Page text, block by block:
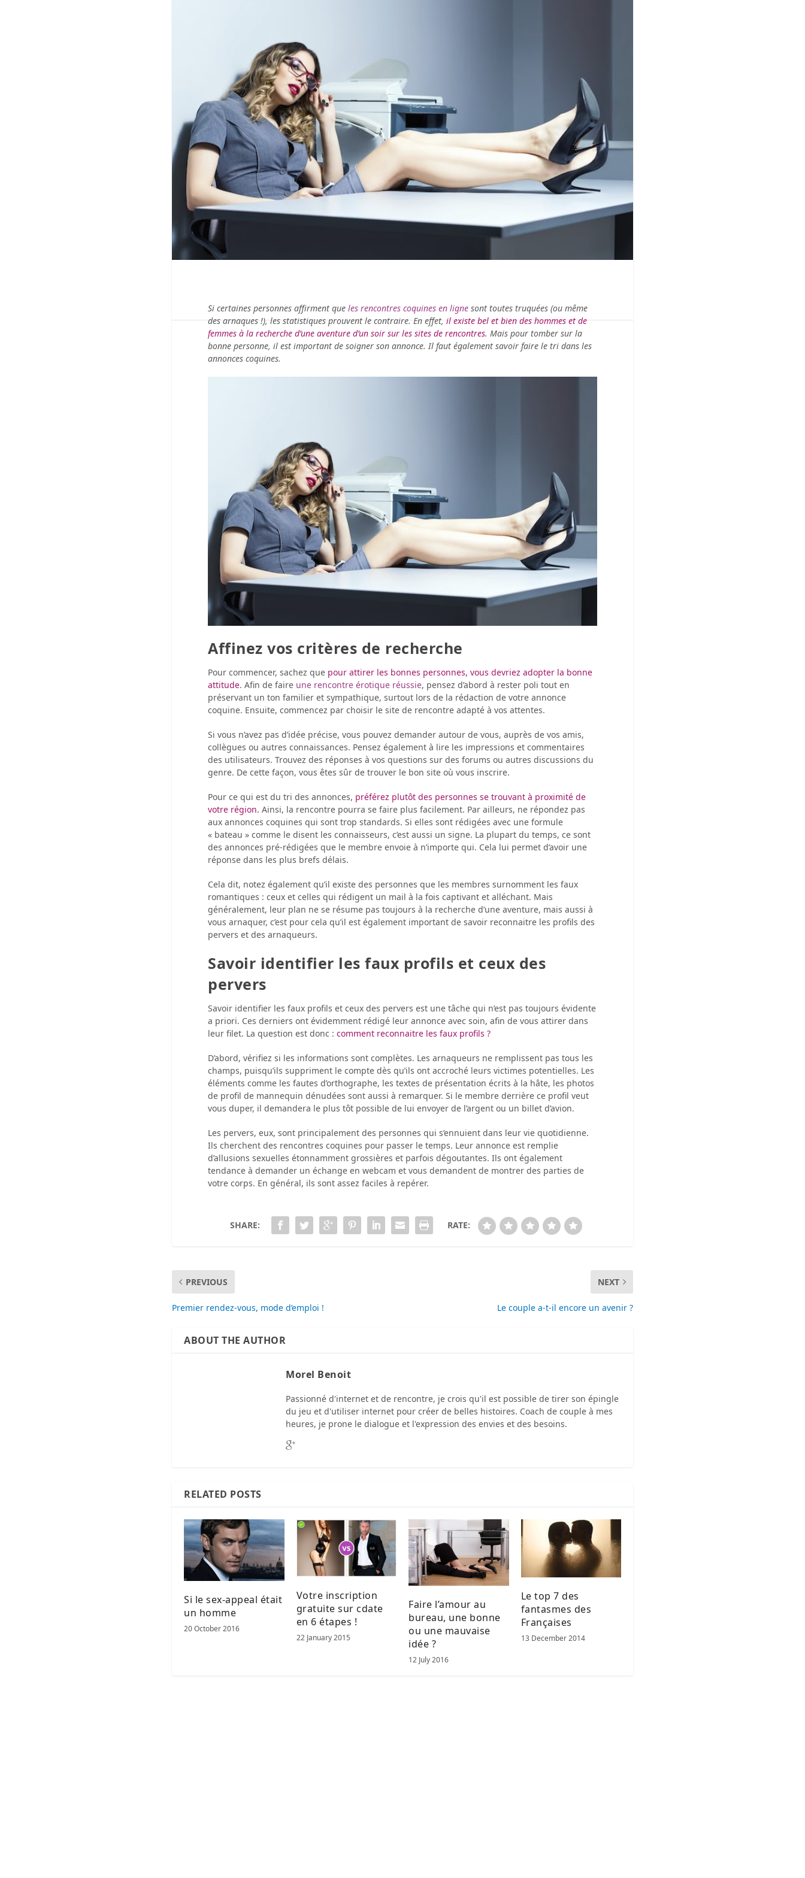
Si certaines personnes affirment que les rencontres coquines en ligne sont toutes truquées (ou même
des arnaques !), les statistiques prouvent le contraire. En effet,il existe bel et bien des hommes et de
femmes à la recherche d’une aventure d’un soir sur les sites de rencontres. Mais pour tomber sur la
bonne personne, il est important de soigner son annonce. Il faut également savoir faire le tri dans les
annonces coquines.
Affinez vos critères de recherche
Pour commencer, sachez que pour attirer les bonnes personnes, vous devriez adopter la bonne
attitude. Afin de faire une rencontre érotique réussie, pensez d’abord à rester poli tout en
préservant un ton familier et sympathique, surtout lors de la rédaction de votre annonce
coquine. Ensuite, commencez par choisir le site de rencontre adapté à vos attentes.
Si vous n’avez pas d’idée précise, vous pouvez demander autour de vous, auprès de vos amis,
collègues ou autres connaissances. Pensez également à lire les impressions et commentaires
des utilisateurs. Trouvez des réponses à vos questions sur des forums ou autres discussions du
genre. De cette façon, vous êtes sûr de trouver le bon site où vous inscrire.
Pour ce qui est du tri des annonces, préférez plutôt des personnes se trouvant à proximité de
votre région. Ainsi, la rencontre pourra se faire plus facilement. Par ailleurs, ne répondez pas
aux annonces coquines qui sont trop standards. Si elles sont rédigées avec une formule
« bateau » comme le disent les connaisseurs, c’est aussi un signe. La plupart du temps, ce sont
des annonces pré-rédigées que le membre envoie à n’importe qui. Cela lui permet d’avoir une
réponse dans les plus brefs délais.
Cela dit, notez également qu’il existe des personnes que les membres surnomment les faux
romantiques : ceux et celles qui rédigent un mail à la fois captivant et alléchant. Mais
généralement, leur plan ne se résume pas toujours à la recherche d’une aventure, mais aussi à
vous arnaquer, c’est pour cela qu’il est également important de savoir reconnaitre les profils des
pervers et des arnaqueurs.
Savoir identifier les faux profils et ceux des
pervers
Savoir identifier les faux profils et ceux des pervers est une tâche qui n’est pas toujours évidente
a priori. Ces derniers ont évidemment rédigé leur annonce avec soin, afin de vous attirer dans
leur filet. La question est donc : comment reconnaitre les faux profils ?
D’abord, vérifiez si les informations sont complètes. Les arnaqueurs ne remplissent pas tous les
champs, puisqu’ils suppriment le compte dès qu’ils ont accroché leurs victimes potentielles. Les
éléments comme les fautes d’orthographe, les textes de présentation écrits à la hâte, les photos
de profil de mannequin dénudées sont aussi à remarquer. Si le membre derrière ce profil veut
vous duper, il demandera le plus tôt possible de lui envoyer de l’argent ou un billet d’avion.
Les pervers, eux, sont principalement des personnes qui s’ennuient dans leur vie quotidienne.
Ils cherchent des rencontres coquines pour passer le temps. Leur annonce est remplie
d’allusions sexuelles étonnamment grossières et parfois dégoutantes. Ils ont également
tendance à demander un échange en webcam et vous demandent de montrer des parties de
votre corps. En général, ils sont assez faciles à repérer.
SHARE: RATE:
PREVIOUS
Premier rendez-vous, mode d’emploi !
NEXT
Le couple a-t-il encore un avenir ?
ABOUT THE AUTHOR
Morel Benoit
Passionné d'internet et de rencontre, je crois qu'il est possible de tirer son épingle
du jeu et d'utiliser internet pour créer de belles histoires. Coach de couple à mes
heures, je prone le dialogue et l'expression des envies et des besoins.
RELATED POSTS
Si le sex-appeal était
un homme
20 October 2016
Votre inscription
gratuite sur cdate
en 6 étapes !
22 January 2015
Faire l’amour au
bureau, une bonne
ou une mauvaise
idée ?
12 July 2016
Le top 7 des
fantasmes des
Françaises
13 December 2014